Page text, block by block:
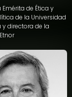
de Ética y
de la Universidad
y directora de la